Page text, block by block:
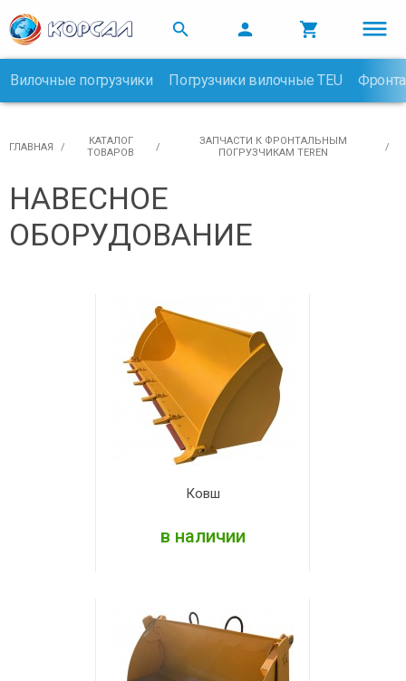
  
Вилочные погрузчики Погрузчики вилочные TEU
ГЛАВНАЯ
КАТАЛОГ
ТОВАРОВ
ЗАПЧАСТИ К ФРОНТАЛЬНЫМ
ПОГРУЗЧИКАМ TEREN
НАВЕСНОЕ
ОБОРУДОВАНИЕ
Ковш
в наличии